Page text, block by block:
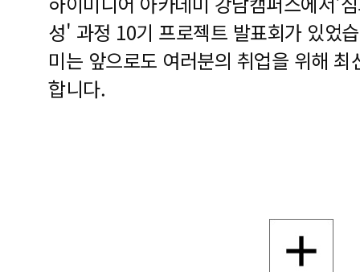
성' 과정 10기 프로젝트 발표회가 있었
미는 앞으로도 여러분의 취업을 위해
합니다.